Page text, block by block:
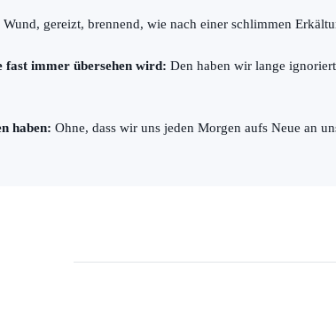
Wund, gereizt, brennend, wie nach einer schlimmen
fast immer übersehen wird: Den haben wir lange
haben: Ohne, dass wir uns jeden Morgen aufs Neue an